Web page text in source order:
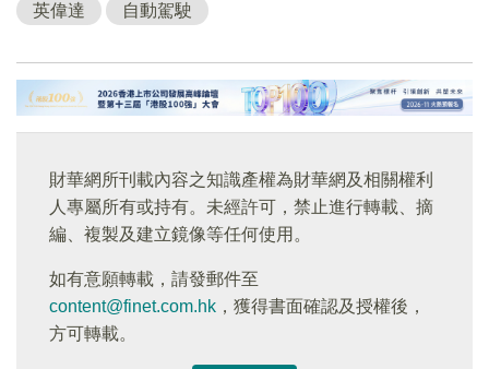
英偉達 自動駕駛
財華網所刊載內容之知識產權為財華網及相關權利
人專屬所有或持有。未經許可，禁止進行轉載、摘
編、複製及建立鏡像等任何使用。
如有意願轉載，請發郵件至
content@finet.com.hk ，獲得書面確認及授權後，
方可轉載。